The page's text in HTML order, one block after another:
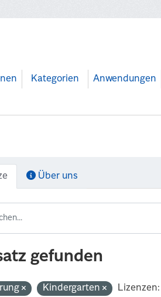
Kategorien Anwendungen
Über uns
gefunden
Kindergarten Lizenzen: